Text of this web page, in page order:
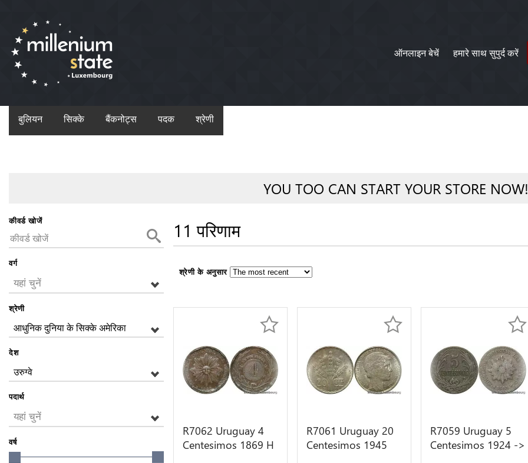
ऑनलाइन बेचें हमारे साथ सुपुर्द करें
बुलियन सिक्के बैंकनोट्स पदक श्रेणी
YOU TOO CAN START YOUR STORE NOW!
कीवर्ड खोजें
वर्ग
यहां चुनें
श्रेणी
आधुनिक दुनिया के सिक्के अमेरिका
देश
उरुग्वे
पदार्थ
यहां चुनें
वर्ष
11 परिणाम
श्रेणी के अनुसार
R7062 Uruguay 4
Centesimos 1869 H
R7061 Uruguay 20
Centesimos 1945
R7059 Uruguay 5
Centesimos 1924 ->